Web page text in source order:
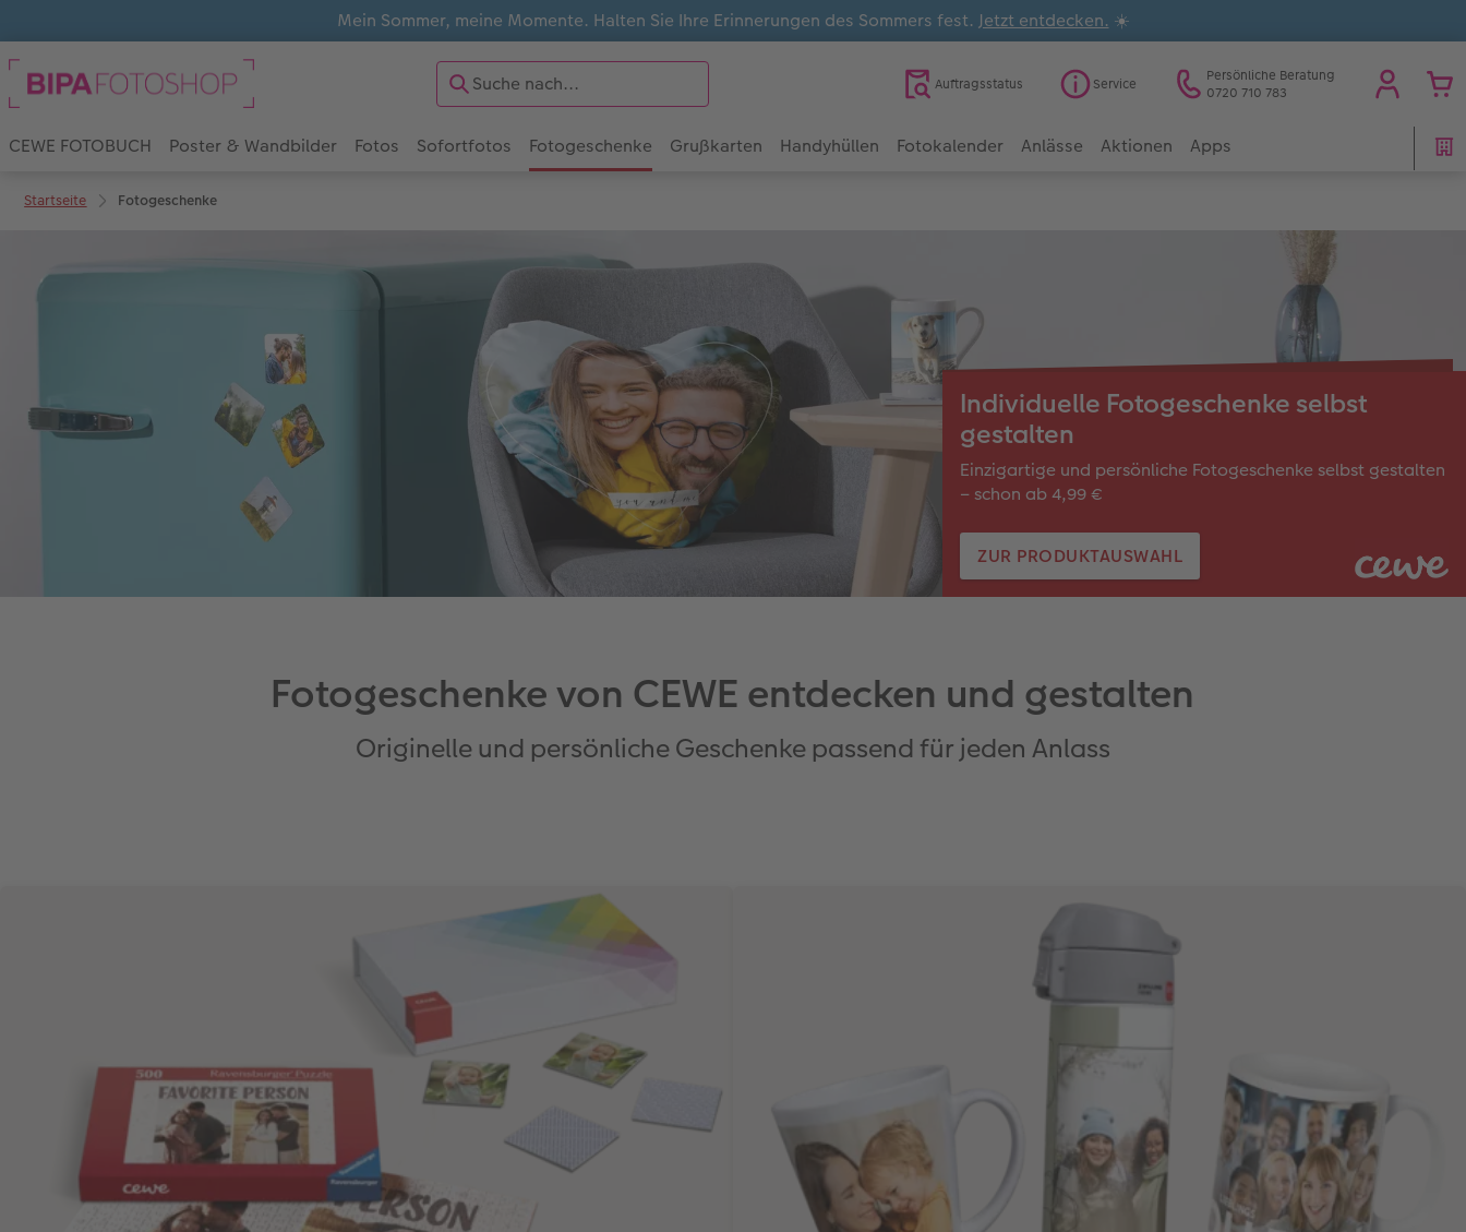
Mein Sommer, meine Momente. Halten Sie Ihre Erinnerungen des Sommers fest. Jetzt entdecken. ☀️
Auftragsstatus Service
Persönliche Beratung
0720 710 783
CEWE FOTOBUCH Poster & Wandbilder Fotos Sofortfotos Fotogeschenke Grußkarten Handyhüllen Fotokalender Anlässe Aktionen Apps
Startseite Fotogeschenke
Individuelle Fotogeschenke selbst
gestalten
Einzigartige und persönliche Fotogeschenke selbst gestalten
– schon ab 4,99 €
ZUR PRODUKTAUSWAHL
Fotogeschenke von CEWE entdecken und gestalten
Originelle und persönliche Geschenke passend für jeden Anlass